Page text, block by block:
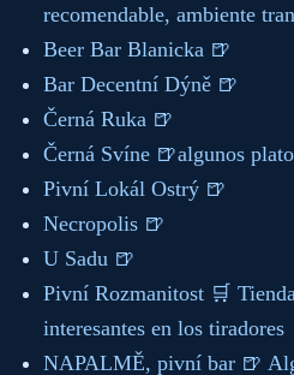
recomendable, ambiente
Beer Bar Blanicka 🍺
Bar Decentní Dýně 🍺
Černá Ruka 🍺
Černá Svíne 🍺algunos
Pivní Lokál Ostrý 🍺
Necropolis 🍺
U Sadu 🍺
Pivní Rozmanitost 🛒
interesantes en los tiradores
NAPALMĚ, pivní bar 🍺